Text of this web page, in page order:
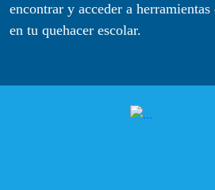
encontrar y acceder a
en tu quehacer escolar.